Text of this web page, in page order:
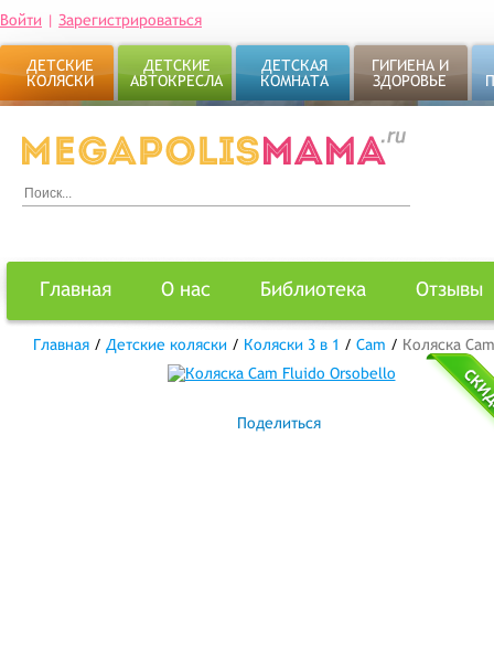
Войти | Зарегистрироваться
ДЕТСКИЕ
КОЛЯСКИ
ДЕТСКИЕ
АВТОКРЕСЛА
ДЕТСКАЯ
КОМНАТА
ГИГИЕНА И
ЗДОРОВЬЕ
Главная О нас Библиотека Отзывы
Главная / Детские коляски / Коляски 3 в 1 / Cam / Коляска
Поделиться